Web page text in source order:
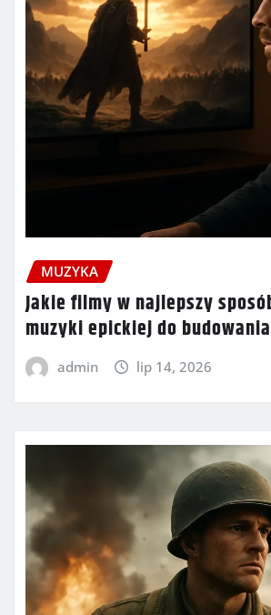
MUZYKA
Jakie filmy w najlepszy
muzyki epickiej do
admin lip 14, 2026